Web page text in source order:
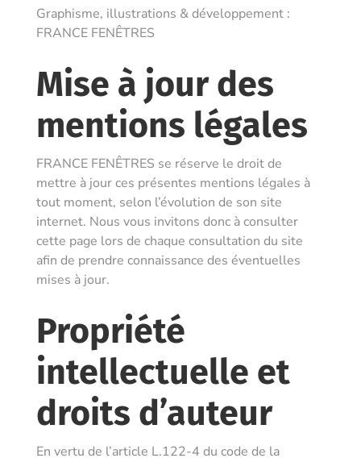
Graphisme, illustrations & développement :
FRANCE FENÊTRES
Mise à jour des
mentions légales
FRANCE FENÊTRES se réserve le droit de
mettre à jour ces présentes mentions légales à
tout moment, selon l’évolution de son site
internet. Nous vous invitons donc à consulter
cette page lors de chaque consultation du site
afin de prendre connaissance des éventuelles
mises à jour.
Propriété
intellectuelle et
droits d’auteur
En vertu de l’article L.122-4 du code de la